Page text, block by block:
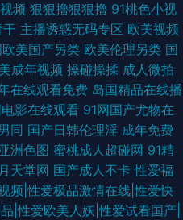
频 狠狠擼狠狠擼 91桃色小视
干 主播诱惑无码专区 欧美视频
美国产另类 欧美伦理另类 国
成年视频 操碰操揉 成人微拍
在线观看免费 岛国精品在线播
影在线观看 91网国产尤物在
同 国产日韩伦理淫 成年免费
洲色图 蜜桃成人超碰网 91精
天堂网 国产成人不卡 性爱福
频|性爱极品激情在线|性爱快
|性爱欧美人妖|性爱试看国产|